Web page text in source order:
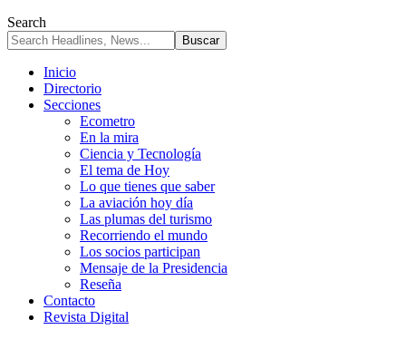
Search
Inicio
Directorio
Secciones
Ecometro
En la mira
Ciencia y Tecnología
El tema de Hoy
Lo que tienes que saber
La aviación hoy día
Las plumas del turismo
Recorriendo el mundo
Los socios participan
Mensaje de la Presidencia
Reseña
Contacto
Revista Digital